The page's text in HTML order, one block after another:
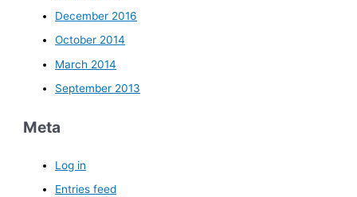
December 2016
October 2014
March 2014
September 2013
Meta
Log in
Entries feed